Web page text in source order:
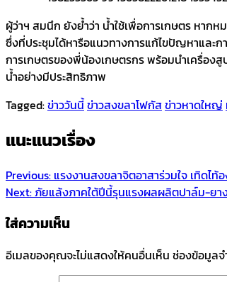
ผู้ว่าฯ สมนึก ยังย้ำว่า น้ำใช้เพื่อการเกษตร หากห
ซึ่งที่ประชุมได้หารือแนวทางการแก้ไขปัญหาและ
การเกษตรของพี่น้องเกษตรกร พร้อมนำเครื่องสู
น้ำอย่างมีประสิทธิภาพ
Tagged:ข่าววันนี้ข่าวสงขลาโฟกัสข่าวหาดใหญ่
แนะแนวเรื่อง
Previous: แรงงานสงขลาจิตอาสาร่วมใจ เทิดไท้
Next:ภัยแล้งภาคใต้ปีนี้รุนแรงผลผลิตปาล์ม-ยา
ใส่ความเห็น
อีเมลของคุณจะไม่แสดงให้คนอื่นเห็น ช่องข้อมูลจ